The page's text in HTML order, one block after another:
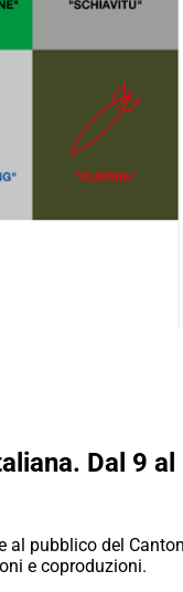
Dal 9
al pubblico del
e coproduzioni.